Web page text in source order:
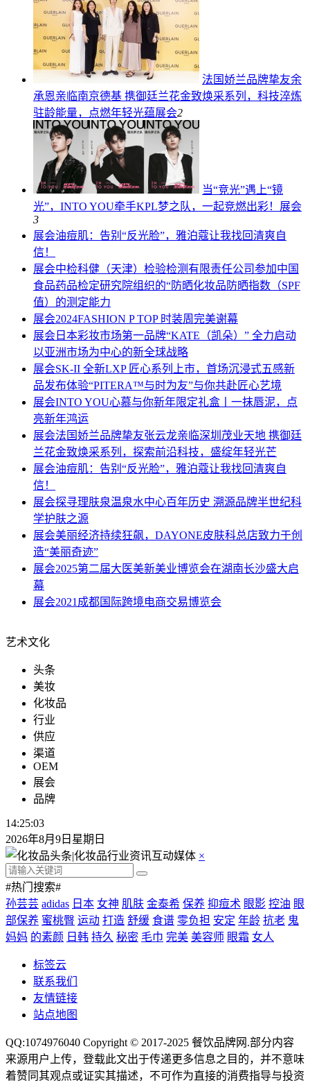
法国娇兰品牌挚友余
承恩亲临南京德基 携御廷兰花金致焕采系列，科技淬炼
驻龄能量，点燃年轻光蕴展会2
当“竞光”遇上“镜
光”，INTO YOU牵手KPL梦之队，一起竞燃出彩！ 展会
3
展会油痘肌：告别“反光脸”，雅泊蔻让我找回清爽自
信！
展会中检科健（天津）检验检测有限责任公司参加中国
食品药品检定研究院组织的“防晒化妆品防晒指数（SPF
值）的测定能力
展会2024FASHION P TOP 时装周完美谢幕
展会 日本彩妆市场第一品牌“KATE（凯朵）” 全力启动
以亚洲市场为中心的新全球战略
展会SK-II 全新LXP 匠心系列上市，首场沉浸式五感新
品发布体验“PITERA™与时为友”与你共赴匠心艺境
展会INTO YOU心慕与你新年限定礼盒丨一抹唇泥，点
亮新年鸿运
展会法国娇兰品牌挚友张云龙亲临深圳茂业天地 携御廷
兰花金致焕采系列，探索前沿科技，盛绽年轻光芒
展会油痘肌：告别“反光脸”，雅泊蔻让我找回清爽自
信！
展会探寻理肤泉温泉水中心百年历史 溯源品牌半世纪科
学护肤之源
展会美丽经济持续狂飙，DAYONE皮肤科总店致力于创
造“美丽奇迹”
展会2025第二届大医美新美业博览会在湖南长沙盛大启
幕
展会2021成都国际跨境电商交易博览会
艺术文化
头条
美妆
化妆品
行业
供应
渠道
OEM
展会
品牌
14:25:03
2026年8月9日星期日
×
#热门搜索#
孙芸芸 adidas 日本 女神 肌肤 金泰希 保养 抑痘术 眼影 控油 眼
部保养 蜜桃臀 运动 打造 舒缓 食谱 零负担 安定 年龄 抗老 鬼
妈妈 的素颜 日韩 持久 秘密 毛巾 完美 美容师 眼霜 女人
标签云
联系我们
友情链接
站点地图
QQ:1074976040 Copyright © 2017-2025 餐饮品牌网 .部分内容
来源用户上传，登载此文出于传递更多信息之目的，并不意味
着赞同其观点或证实其描述，不可作为直接的消费指导与投资